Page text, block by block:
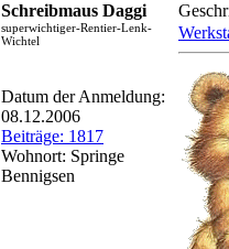
Schreibmaus Daggi
superwichtiger-Rentier-Lenk-
Wichtel
Datum der Anmeldung:
08.12.2006
Beiträge: 1817
Wohnort: Springe
Bennigsen